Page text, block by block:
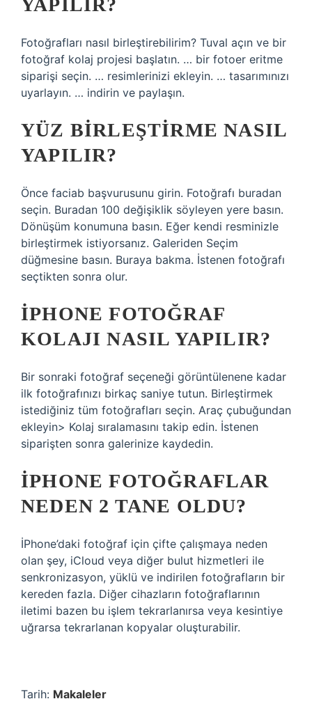
YAPILIR?
Fotoğrafları nasıl birleştirebilirim? Tuval açın ve bir
fotoğraf kolaj projesi başlatın. … bir fotoer eritme
siparişi seçin. … resimlerinizi ekleyin. … tasarımınızı
uyarlayın. … indirin ve paylaşın.
YÜZ BIRLEŞTIRME NASIL
YAPILIR?
Önce faciab başvurusunu girin. Fotoğrafı buradan
seçin. Buradan 100 değişiklik söyleyen yere basın.
Dönüşüm konumuna basın. Eğer kendi resminizle
birleştirmek istiyorsanız. Galeriden Seçim
düğmesine basın. Buraya bakma. İstenen fotoğrafı
seçtikten sonra olur.
İPHONE FOTOĞRAF
KOLAJI NASIL YAPILIR?
Bir sonraki fotoğraf seçeneği görüntülenene kadar
ilk fotoğrafınızı birkaç saniye tutun. Birleştirmek
istediğiniz tüm fotoğrafları seçin. Araç çubuğundan
ekleyin> Kolaj sıralamasını takip edin. İstenen
siparişten sonra galerinize kaydedin.
İPHONE FOTOĞRAFLAR
NEDEN 2 TANE OLDU?
İPhone’daki fotoğraf için çifte çalışmaya neden
olan şey, iCloud veya diğer bulut hizmetleri ile
senkronizasyon, yüklü ve indirilen fotoğrafların bir
kereden fazla. Diğer cihazların fotoğraflarının
iletimi bazen bu işlem tekrarlanırsa veya kesintiye
uğrarsa tekrarlanan kopyalar oluşturabilir.
Tarih: Makaleler